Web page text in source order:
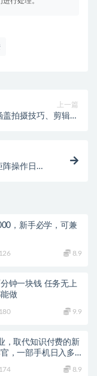
上一篇
拍摄技巧、剪辑教
操作日入
，新手必学，可兼
126 8.9
钟一块钱 任务无上
做
180 9.9
，取代知识付费的新
，一部手机日入多
174 8.9